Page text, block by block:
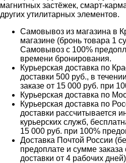
магнитных застёжек, смарт-
других утилитарных элементов.
Самовывоз из магазина в
магазине (бронь товара 1
Самовывоз с 100%
времени бронирования.
Курьерская доставка по
доставки 500 руб., в
заказе от 15 000 руб. при
Курьерская доставка по
Курьерская доставка по
доставки рассчитывается
курьерских служб,
15 000 руб. при 100%
Доставка Почтой России
предоплате и сумме заказа
доставки от 4 рабочих дней)